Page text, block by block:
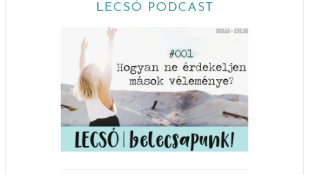
LECSÓ PODCAST